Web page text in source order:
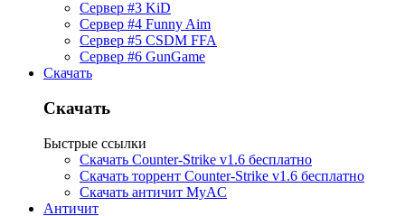
Сервер #3 KiD
Сервер #4 Funny Aim
Сервер #5 CSDM FFA
Сервер #6 GunGame
Скачать
Скачать
Быстрые ссылки
Скачать Counter-Strike v1.6 бесплатно
Скачать торрент Counter-Strike v1.6 бесплатно
Скачать античит MyAC
Античит